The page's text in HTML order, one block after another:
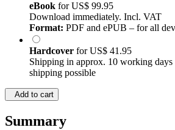
eBook forUS$ 99.95
Download immediately. Incl. VAT
Format: PDF and ePUB – for all
Hardcover forUS$ 41.95
Shipping in approx. 10 working
shipping possible
Add to cart
Summary